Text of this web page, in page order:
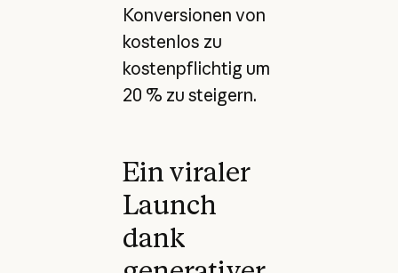
Konversionen von
kostenlos zu
kostenpflichtig um
20 % zu steigern.
Ein viraler
Launch
dank